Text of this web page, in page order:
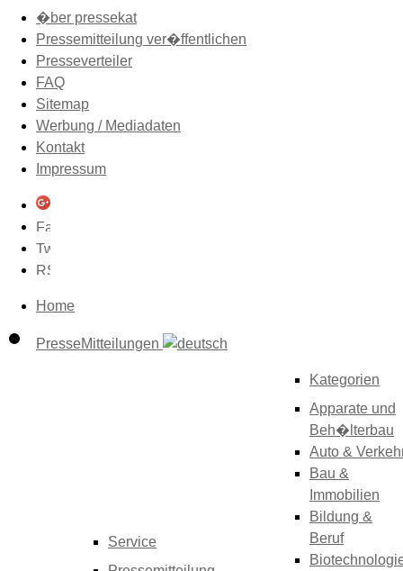
�ber pressekat
Pressemitteilung ver�ffentlichen
Presseverteiler
FAQ
Sitemap
Werbung / Mediadaten
Kontakt
Impressum
Home
PresseMitteilungen
Service
Kategorien
Apparate und
Beh�lterbau
Auto &
Bau &
Immobilien
Bildung &
Beruf